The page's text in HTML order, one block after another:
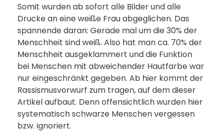
Somit wurden ab sofort alle Bilder und alle
Drucke an eine weiße Frau abgeglichen. Das
spannende daran: Gerade mal um die 30% der
Menschheit sind weiß. Also hat man ca. 70% der
Menschheit ausgeklammert und die Funktion
bei Menschen mit abweichender Hautfarbe war
nur eingeschränkt gegeben. Ab hier kommt der
Rassismusvorwurf zum tragen, auf dem dieser
Artikel aufbaut. Denn offensichtlich wurden hier
systematisch schwarze Menschen vergessen
bzw. ignoriert.